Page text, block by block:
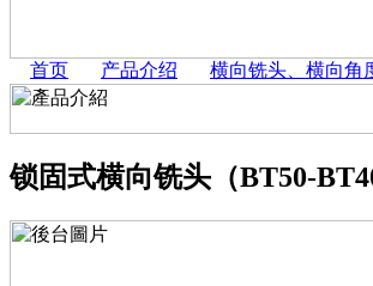
首页 产品介绍 横向铣头、横向角
锁固式横向铣头（BT50-